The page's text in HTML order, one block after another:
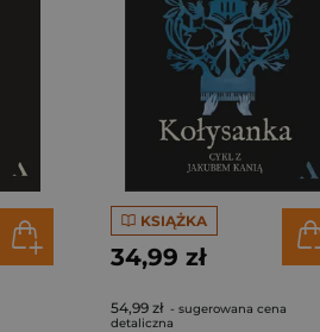
KSIĄŻKA
34,99 zł
54,99 zł - sugerowana cena
detaliczna